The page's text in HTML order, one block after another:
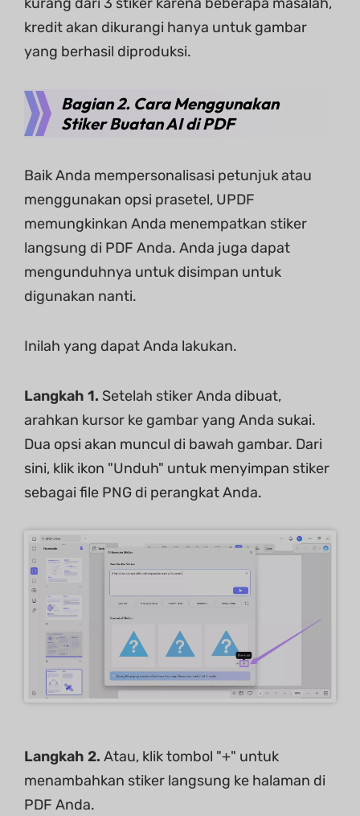
kredit akan dikurangi hanya untuk gambar
yang berhasil diproduksi.
Bagian 2. Cara Menggunakan
Stiker Buatan AI di PDF
Baik Anda mempersonalisasi petunjuk atau
menggunakan opsi prasetel, UPDF
memungkinkan Anda menempatkan stiker
langsung di PDF Anda. Anda juga dapat
mengunduhnya untuk disimpan untuk
digunakan nanti.
Inilah yang dapat Anda lakukan.
Langkah 1. Setelah stiker Anda dibuat,
arahkan kursor ke gambar yang Anda sukai.
Dua opsi akan muncul di bawah gambar. Dari
sini, klik ikon "Unduh" untuk menyimpan stiker
sebagai file PNG di perangkat Anda.
Langkah 2. Atau, klik tombol "+" untuk
menambahkan stiker langsung ke halaman di
PDF Anda.